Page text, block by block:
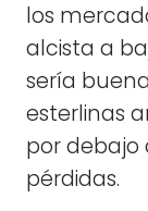
los
alcista a
sería
esterlinas
por debajo
pérdidas.